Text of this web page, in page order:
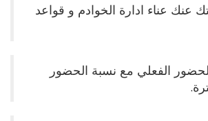
عنك عناء ادارة الخوادم و قواعد
الفعلي مع نسبة الحضور